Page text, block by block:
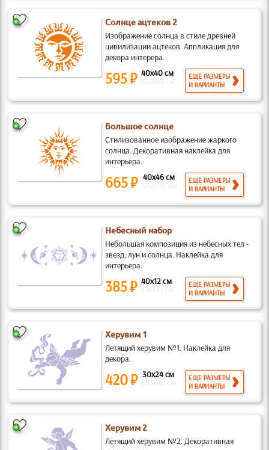
Солнце ацтеков 2
Изображение солнца в стиле древней
цивилизации ацтеков. Аппликация для
декора интерера.
595 ₽ 40x40 см
ЕЩЕ РАЗМЕРЫ
И ВАРИАНТЫ
Большое солнце
Стилизованное изображение жаркого
солнца. Декоративная наклейка для
интерьера.
665 ₽ 40x46 см
ЕЩЕ РАЗМЕРЫ
И ВАРИАНТЫ
Небесный набор
Небольшая композиция из небесных тел -
звезд, лун и солнца. Наклейка для
интерьера.
385 ₽ 40x12 см
ЕЩЕ РАЗМЕРЫ
И ВАРИАНТЫ
Херувим 1
Летящий херувим №1. Наклейка для
декора.
420 ₽ 30x24 см
ЕЩЕ РАЗМЕРЫ
И ВАРИАНТЫ
Херувим 2
Летящий херувим №2. Декоративная